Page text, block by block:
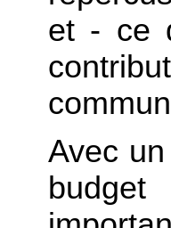
et - ce
Avec